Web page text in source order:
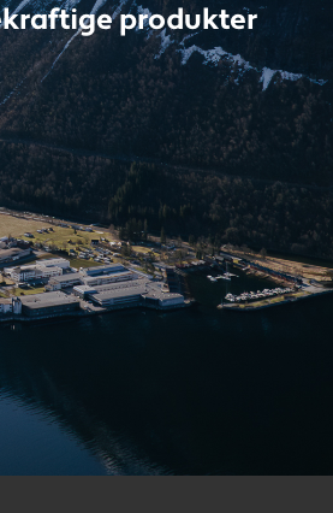
produkter